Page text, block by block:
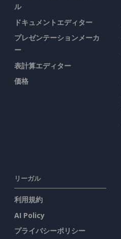
ル
ドキュメントエディター
プレゼンテーションメーカ
ー
表計算エディター
価格
リーガル
利用規約
AI Policy
プライバシーポリシー